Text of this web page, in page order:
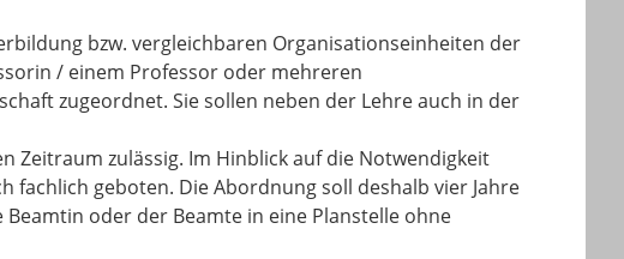
bzw. vergleichbaren Organisationseinheiten der
/ einem Professor oder mehreren
zugeordnet. Sie sollen neben der Lehre auch in der
Zeitraum zulässig. Im Hinblick auf die Notwendigkeit
fachlich geboten. Die Abordnung soll deshalb vier Jahre
oder der Beamte in eine Planstelle ohne